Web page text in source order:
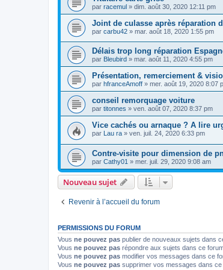
par racemul » dim. août 30, 2020 12:11 pm
Joint de culasse après réparation
par carbu42 » mar. août 18, 2020 1:55 pm
Délais trop long réparation
par Bleubird » mar. août 11, 2020 4:55 pm
Présentation, remerciement &
par hfranceAmoff » mer. août 19, 2020 8:07
conseil remorquage voiture
par titonnes » ven. août 07, 2020 8:37 pm
Vice cachés ou arnaque ? A lire
par Lau ra » ven. juil. 24, 2020 6:33 pm
Contre-visite pour dimension de
par Cathy01 » mer. juil. 29, 2020 9:08 am
Nouveau sujet
Revenir à l’accueil du forum
PERMISSIONS DU FORUM
Vous ne pouvez pas publier de nouveaux sujets dans
Vous ne pouvez pas répondre aux sujets dans ce
Vous ne pouvez pas modifier vos messages dans ce
Vous ne pouvez pas supprimer vos messages dans ce